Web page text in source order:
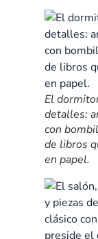
El
detalles:
con
de libros
en papel.